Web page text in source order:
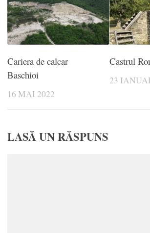
Cariera de calcar
Baschioi
16 MAI 2022
Castrul
23
LASĂ UN RĂSPUNS